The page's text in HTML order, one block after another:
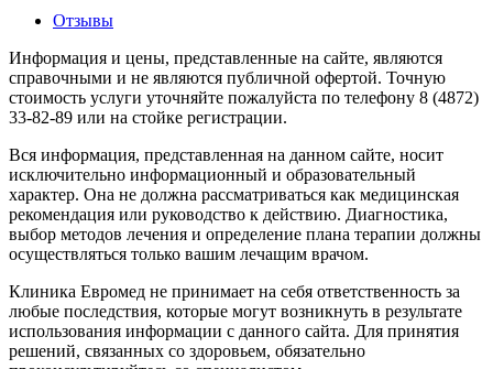
Отзывы
Информация и цены, представленные на сайте, являются
справочными и не являются публичной офертой. Точную
стоимость услуги уточняйте пожалуйста по телефону 8 (4872)
33-82-89 или на стойке регистрации.
Вся информация, представленная на данном сайте, носит
исключительно информационный и образовательный
характер. Она не должна рассматриваться как медицинская
рекомендация или руководство к действию. Диагностика,
выбор методов лечения и определение плана терапии должны
осуществляться только вашим лечащим врачом.
Клиника Евромед не принимает на себя ответственность за
любые последствия, которые могут возникнуть в результате
использования информации с данного сайта. Для принятия
решений, связанных со здоровьем, обязательно